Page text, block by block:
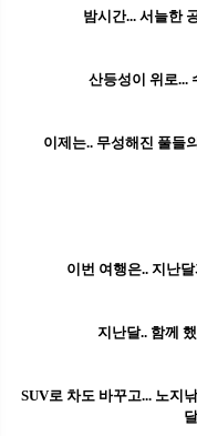
밤시간... 서늘한
산등성이 위로...
이제는.. 무성해진 풀들
이번 여행은.. 지난
지난달.. 함께
SUV로 차도 바꾸고... 노지